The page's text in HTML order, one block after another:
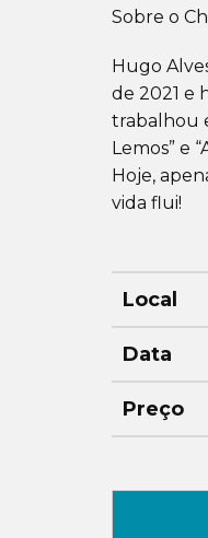
Sobre o
Hugo
de 2021 e
trabalhou
Lemos” e
Hoje,
vida flui!
Local
Data
Preço